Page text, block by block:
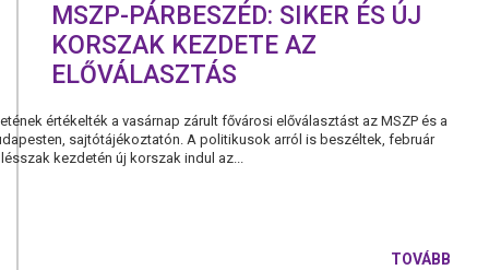
MSZP-PÁRBESZÉD: SIKER ÉS ÚJ
KORSZAK KEZDETE AZ
ELŐVÁLASZTÁS
értékelték a vasárnap zárult fővárosi előválasztást az MSZP és a
sajtótájékoztatón. A politikusok arról is beszéltek, február
kezdetén új korszak indul az...
TOVÁBB